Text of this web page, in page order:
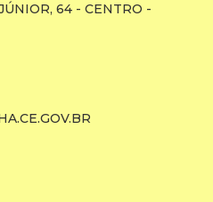
64 - CENTRO -